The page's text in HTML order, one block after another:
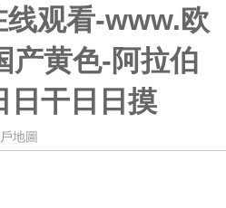
观看-www.欧
产黄色-阿拉伯
日干日日摸
地圖